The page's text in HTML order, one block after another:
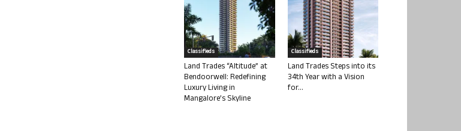
Classifieds
Land Trades “Altitude” at
Bendoorwell: Redefining
Luxury Living in
Mangalore’s Skyline
Classifieds
Land Trades Steps into its
34th Year with a Vision
for...